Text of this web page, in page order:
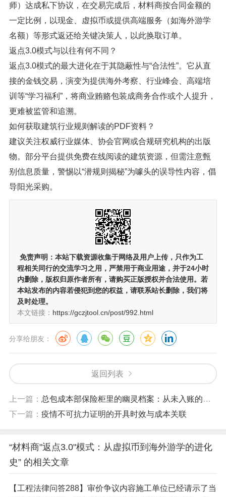
师）达成私下协议，在交易完成后，材料商按合同金额的
一定比例，以现金、虚拟币或提供高端服务（如海外游学
名额）等形式返还给关键决策人，以此换取订单。
返点3.0模式与以往有何不同？
返点3.0模式的最大进化在于其隐蔽性与“合法性”。它从直
接的金钱交易，演变为提供海外考察、行业峰会、高端培
训等“学习福利”，将商业贿赂包装成商务合作或个人提升，
更难被监管和追溯。
如何获取建筑行业规则解读的PDF资料？
建议关注权威行业媒体、协会官网或合规研究机构的出版
物。部分平台提供免费在线阅读的建筑资源，但需注意甄
别信息质量，警惕以“潜规则揭秘”为噱头的误导性内容，倡
导阳光采购。
免责声明： 本站下载资源收集于网络及用户上传， 只作为工
程相关同行的交流学习之用 ，严禁用于商业用途，并于24小时
内删除，版权归原作者所有，请购买正版授权并合法使用。若
本站发布的内容若侵犯到您的权益，请联系站长删除，我们将
及时处理。
本文链接： https://gczjtool.cn/post/992.html
分享给朋友：
返回列表
上一篇： 总包成本部保险柜里的幽灵档案：从未入账的索赔证据
下一篇： 疫情不可抗力证明的开具时效与成本关联
“材料商"返点3.0"模式：从虚拟币到海外游学的进化
史” 的相关文章
【工程法律问答288】审价争议内容施工单位已经请示了当